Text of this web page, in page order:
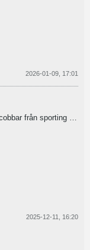
2026-01-09, 17:01
2025-12-11, 16:20